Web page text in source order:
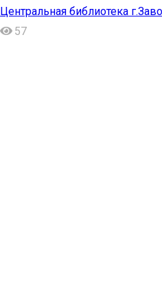
Центральная библиотека
57